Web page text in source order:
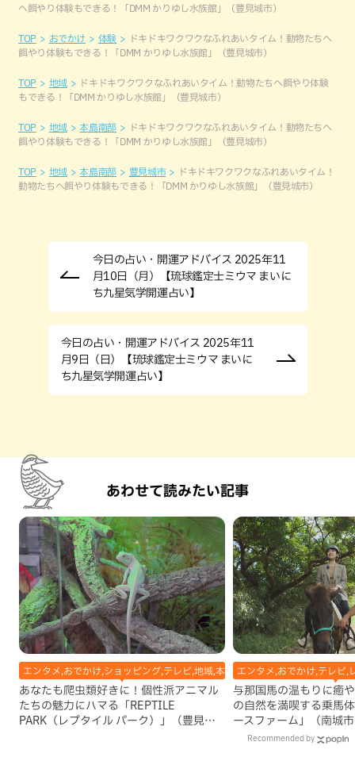
へ餌やり体験もできる！「DMM かりゆし水族館」（豊見城市）
TOP おでかけ 体験
ドキドキワクワクなふれあいタイム！動物たちへ
餌やり体験もできる！「DMM かりゆし水族館」（豊見城市）
TOP 地域
ドキドキワクワクなふれあいタイム！動物たちへ餌やり体験
もできる！「DMM かりゆし水族館」（豊見城市）
TOP 地域 本島南部
ドキドキワクワクなふれあいタイム！動物たちへ
餌やり体験もできる！「DMM かりゆし水族館」（豊見城市）
TOP 地域 本島南部 豊見城市
ドキドキワクワクなふれあいタイム！
動物たちへ餌やり体験もできる！「DMM かりゆし水族館」（豊見城市）
今日の占い・開運アドバイス 2025年11
月10日（月）【琉球鑑定士ミウマ まいに
ち九星気学開運占い】
今日の占い・開運アドバイス 2025年11
月9日（日）【琉球鑑定士ミウマ まいに
ち九星気学開運占い】
あわせて読みたい記事
エンタメ,おでかけ,ショッピング,テレビ,地域,本島南部,豊見城市
あなたも爬虫類好きに！個性派アニマル
たちの魅力にハマる「REPTILE
PARK（レプタイル パーク）」（豊見城
エンタメ,おでかけ,テレビ,
与那国馬の温もりに癒
の自然を満喫する乗馬
ースファーム」（南城
Recommended by